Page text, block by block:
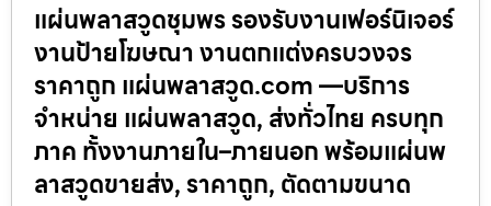
แผ่นพลาสวูดชุมพร รองรับงานเฟอร์นิเจอร์
งานป้ายโฆษณา งานตกแต่งครบวงจร
ราคาถูก แผ่นพลาสวูด.com —บริการ
จำหน่าย แผ่นพลาสวูด, ส่งทั่วไทย ครบทุก
ภาค ทั้งงานภายใน–ภายนอก พร้อมแผ่นพ
ลาสวูดขายส่ง, ราคาถูก, ตัดตามขนาด